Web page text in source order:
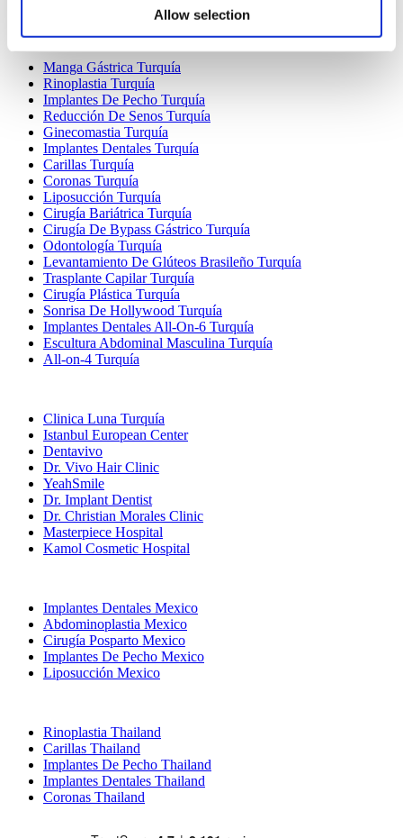
Allow selection
Tratamientos Populares en Turquia
Manga Gástrica Turquía
Rinoplastia Turquía
Implantes De Pecho Turquía
Reducción De Senos Turquía
Ginecomastia Turquía
Implantes Dentales Turquía
Carillas Turquía
Coronas Turquía
Liposucción Turquía
Cirugía Bariátrica Turquía
Cirugía De Bypass Gástrico Turquía
Odontología Turquía
Levantamiento De Glúteos Brasileño Turquía
Trasplante Capilar Turquía
Cirugía Plástica Turquía
Sonrisa De Hollywood Turquía
Implantes Dentales All-On-6 Turquía
Escultura Abdominal Masculina Turquía
All-on-4 Turquía
Clinica Luna Turquía
Istanbul European Center
Dentavivo
Dr. Vivo Hair Clinic
YeahSmile
Dr. Implant Dentist
Dr. Christian Morales Clinic
Masterpiece Hospital
Kamol Cosmetic Hospital
Implantes Dentales Mexico
Abdominoplastia Mexico
Cirugía Posparto Mexico
Implantes De Pecho Mexico
Liposucción Mexico
Rinoplastia Thailand
Carillas Thailand
Implantes De Pecho Thailand
Implantes Dentales Thailand
Coronas Thailand